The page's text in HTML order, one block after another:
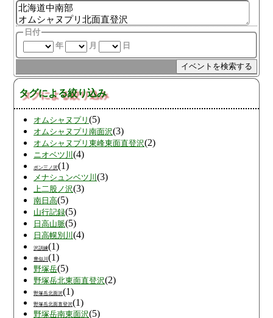
日付
年
月 日
タグによる絞り込み
オムシャヌプリ (5)
オムシャヌプリ南面沢(3)
オムシャヌプリ東峰東面直登沢(2)
ニオベツ川 (4)
ポン三ノ沢(1)
メナシュンベツ川 (3)
上二股ノ沢(3)
南日高(5)
山行記録(5)
日高山脈(5)
日高幌別川 (4)
沢訓練(1)
豊似川 (1)
野塚岳(5)
野塚岳北東面直登沢(2)
野塚岳北面沢(1)
野塚岳北面直登沢(1)
野塚岳南東面沢(5)